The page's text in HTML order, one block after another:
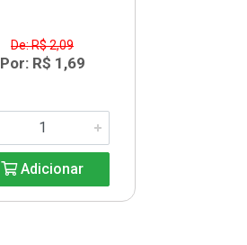
De: R$ 2,09
Por: R$ 1,69
Adicionar